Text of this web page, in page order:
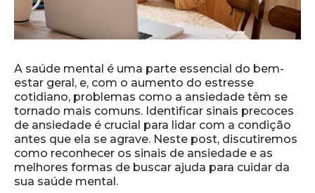
A saúde mental é uma parte essencial do bem-
estar geral, e, com o aumento do estresse
cotidiano, problemas como a ansiedade têm se
tornado mais comuns. Identificar sinais precoces
de ansiedade é crucial para lidar com a condição
antes que ela se agrave. Neste post, discutiremos
como reconhecer os sinais de ansiedade e as
melhores formas de buscar ajuda para cuidar da
sua saúde mental.